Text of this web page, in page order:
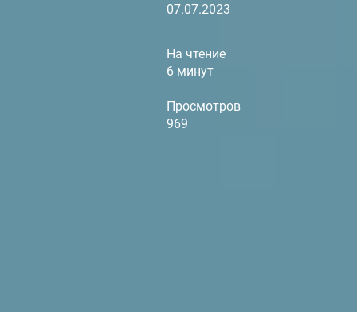
07.07.2023
На чтение
6 минут
Просмотров
969